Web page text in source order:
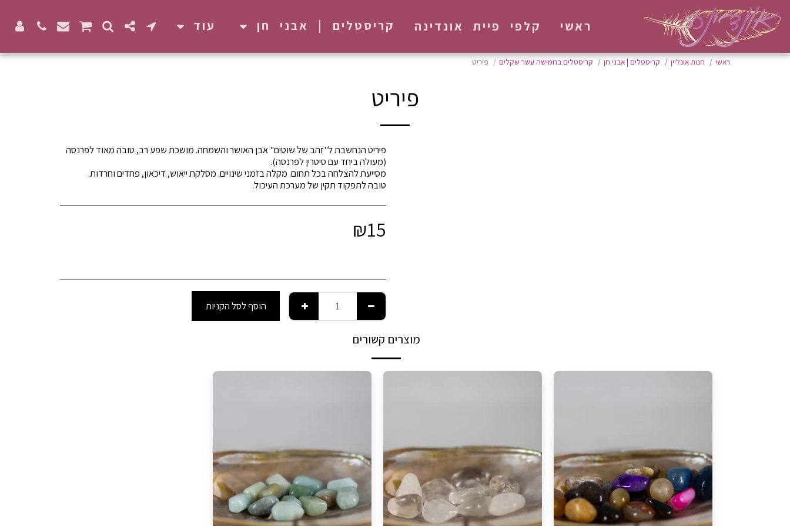
ראשי קלפי פיית אונדינה קריסטלים | אבני חן עוד
ראשי חנות אונליין קריסטלים | אבני חן קריסטלים בחמישה עשר שקלים פיריט
פיריט
פיריט הנחשבת ל"זהב של שוטים" אבן האושר והשמחה. מושכת שפע רב, טובה מאוד לפרנסה
טובה לתפקוד תקין של מערכת העיכול.
₪15
הוסף לסל הקניות
מוצרים קשורים